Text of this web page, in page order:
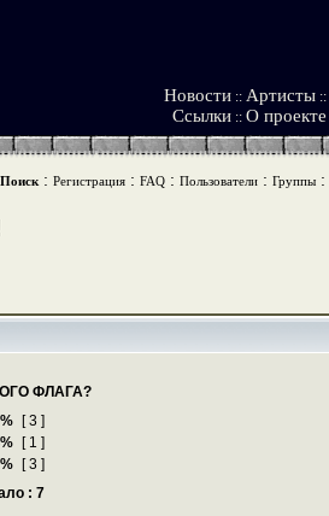
Новости :: Артисты ::
Ссылки :: О проекте
Поиск: Регистрация: FAQ: Пользователи: Группы:
ФЛАГА?
[ 3 ]
[ 1 ]
[ 3 ]
: 7